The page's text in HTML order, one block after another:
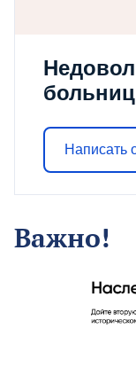
Написать
Важно!